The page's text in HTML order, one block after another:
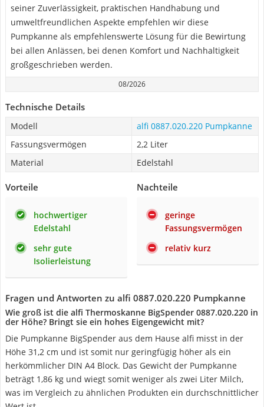
seiner Zuverlässigkeit, praktischen Handhabung und
umweltfreundlichen Aspekte empfehlen wir diese
Pumpkanne als empfehlenswerte Lösung für die Bewirtung
bei allen Anlässen, bei denen Komfort und Nachhaltigkeit
großgeschrieben werden.
08/2026
Technische Details
Modell
alfi 0887.020.220 Pumpkanne
Fassungsvermögen
2,2 Liter
Material
Edelstahl
Vorteile
hochwertiger
Edelstahl
sehr gute
Isolierleistung
Nachteile
geringe
Fassungsvermögen
relativ kurz
Fragen und Antworten zu alfi 0887.020.220 Pumpkanne
Wie groß ist die alfi Thermoskanne BigSpender 0887.020.220 in
der Höhe? Bringt sie ein hohes Eigengewicht mit?
Die Pumpkanne BigSpender aus dem Hause alfi misst in der
Höhe 31,2 cm und ist somit nur geringfügig höher als ein
herkömmlicher DIN A4 Block. Das Gewicht der Pumpkanne
beträgt 1,86 kg und wiegt somit weniger als zwei Liter Milch,
was im Vergleich zu ähnlichen Produkten ein durchschnittlicher